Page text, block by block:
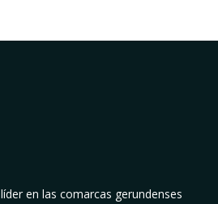
en las comarcas gerundenses